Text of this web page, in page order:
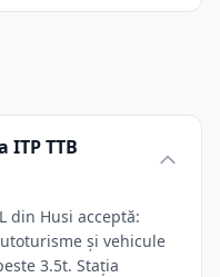
ITP TTB
din Husi acceptă:
și vehicule
3.5t. Stația